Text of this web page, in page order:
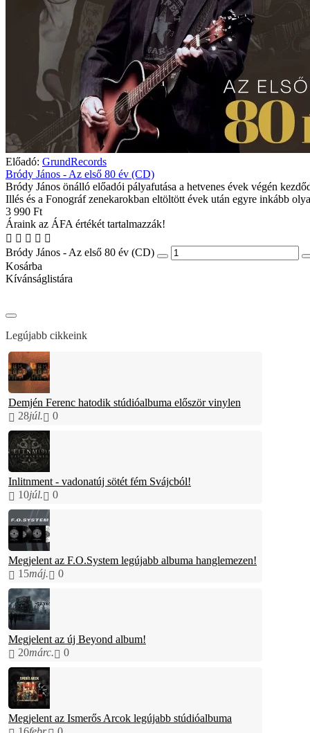
Előadó: GrundRecords
Bródy János - Az első 80 év (CD)
Bródy János önálló előadói pályafutása a hetvenes évek végén
Illés és a Fonográf zenekarokban eltöltött évek után egyre inkább
3 990 Ft
Áraink az ÁFA értékét tartalmazzák!
Bródy János - Az első 80 év (CD)
Kosárba
Kívánságlistára
Legújabb cikkeink
Demjén Ferenc hatodik stúdióalbuma először vinylen
28júl. 0
Inlitnment - vadonatúj sötét fém Svájcból!
10júl. 0
Megjelent az F.O.System legújabb albuma hanglemezen!
15máj. 0
Megjelent az új Beyond album!
20márc. 0
Megjelent az Ismerős Arcok legújabb stúdióalbuma